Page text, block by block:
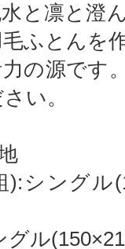
と凛と澄
ふとんを
の源です
い。
):シングル
グル